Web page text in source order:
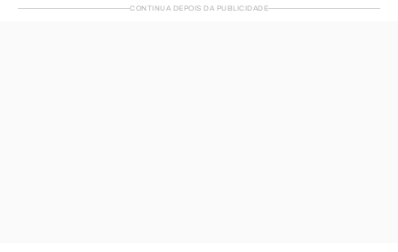
CONTINUA DEPOIS DA PUBLICIDADE